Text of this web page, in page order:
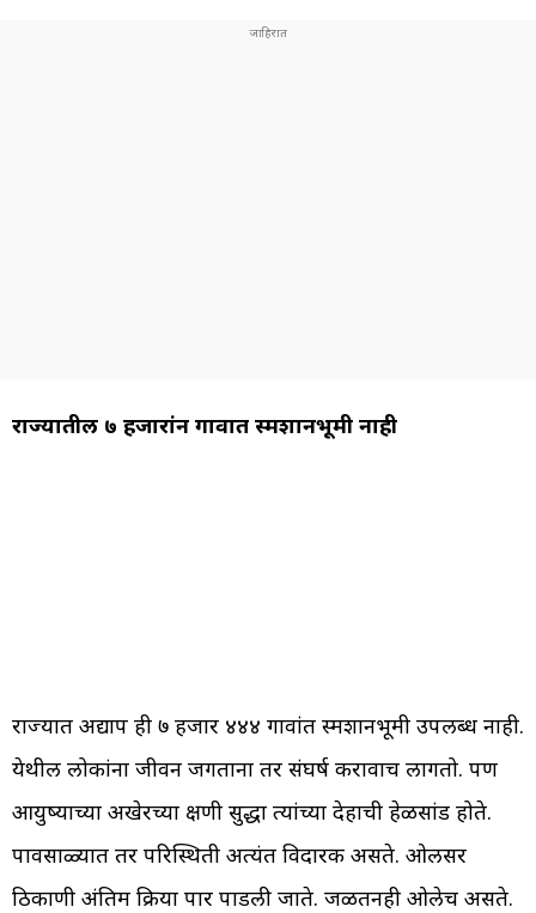
राज्यातील ७ हजारांहून गावात स्मशानभूमी नाही
राज्यात अद्याप ही ७ हजार ४४४ गावांत स्मशानभूमी उपलब्ध नाही.
येथील लोकांना जीवन जगताना तर संघर्ष करावाच लागतो. पण
आयुष्याच्या अखेरच्या क्षणी सुद्धा त्यांच्या देहाची हेळसांड होते.
पावसाळ्यात तर परिस्थिती अत्यंत विदारक असते. ओलसर
ठिकाणी अंतिम क्रिया पार पाडली जाते. जळतनही ओलेच असते.